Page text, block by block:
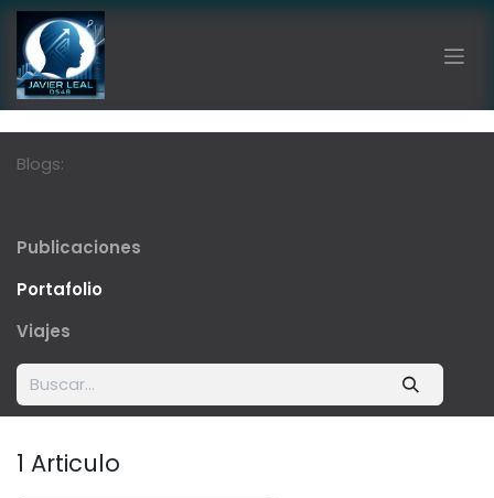
Ir al contenido
Blogs:
Publicaciones
Portafolio
Viajes
1 Articulo